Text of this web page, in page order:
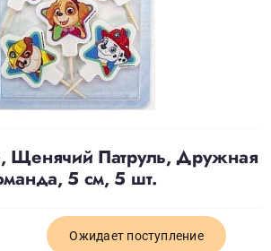
Щенячий Патруль, Дружная
5 см, 5 шт.
Ожидает поступление